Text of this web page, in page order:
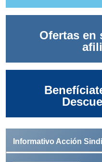
Ofertas en
Informativo Acción